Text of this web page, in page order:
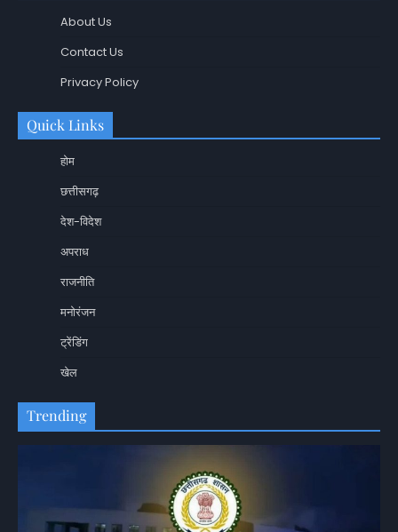
About Us
Contact Us
Privacy Policy
Quick Links
होम
छत्तीसगढ़
देश-विदेश
अपराध
राजनीति
मनोरंजन
ट्रेंडिंग
खेल
Trending